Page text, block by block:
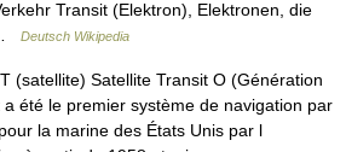
Transit (Elektron), Elektronen, die
Deutsch Wikipedia
(satellite) Satellite Transit O (Génération
été le premier système de navigation par
la marine des États Unis par l